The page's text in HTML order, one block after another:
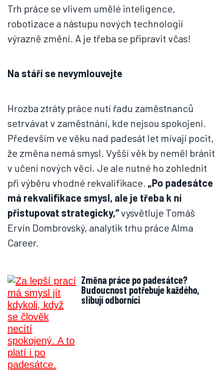
Trh práce se vlivem umělé inteligence,
robotizace a nástupu nových technologií
výrazně změní. A je třeba se připravit včas!
Na stáří se nevymlouvejte
Hrozba ztráty práce nutí řadu zaměstnanců
setrvávat v zaměstnání, kde nejsou spokojení.
Především ve věku nad padesát let mívají pocit,
že změna nemá smysl. Vyšší věk by neměl bránit
v učení nových věcí. Je ale nutné ho zohlednit
při výběru vhodné rekvalifikace. „Po padesátce
má rekvalifikace smysl, ale je třeba k ní
přistupovat strategicky,“vysvětluje Tomáš
Ervín Dombrovský, analytik trhu práce Alma
Career.
Změna práce po padesátce?
Budoucnost potřebuje každého,
slibují odborníci